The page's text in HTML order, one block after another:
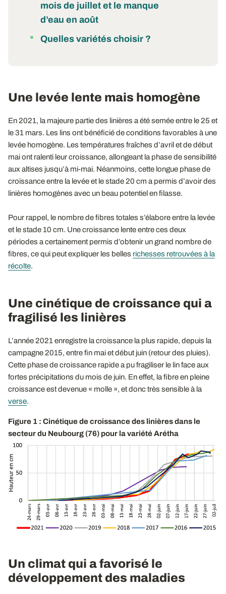
mois de juillet et le manque
d’eau en août
Quelles variétés choisir ?
Une levée lente mais homogène
En 2021, la majeure partie des linières a été semée entre le 25 et
le 31 mars. Les lins ont bénéficié de conditions favorables à une
levée homogène. Les températures fraîches d’avril et de début
mai ont ralenti leur croissance, allongeant la phase de sensibilité
aux altises jusqu’à mi-mai. Néanmoins, cette longue phase de
croissance entre la levée et le stade 20 cm a permis d’avoir des
linières homogènes avec un beau potentiel en filasse.
Pour rappel, le nombre de fibres totales s’élabore entre la levée
et le stade 10 cm. Une croissance lente entre ces deux
périodes a certainement permis d’obtenir un grand nombre de
fibres, ce qui peut expliquer les belles richesses retrouvées à la
récolte.
Une cinétique de croissance qui a
fragilisé les linières
L’année 2021 enregistre la croissance la plus rapide, depuis la
campagne 2015, entre fin mai et début juin (retour des pluies).
Cette phase de croissance rapide a pu fragiliser le lin face aux
fortes précipitations du mois de juin. En effet, la fibre en pleine
croissance est devenue « molle », et donc très sensible à la
verse.
Figure 1 : Cinétique de croissance des linières dans le
secteur du Neubourg (76) pour la variété Arétha
Un climat qui a favorisé le
développement des maladies